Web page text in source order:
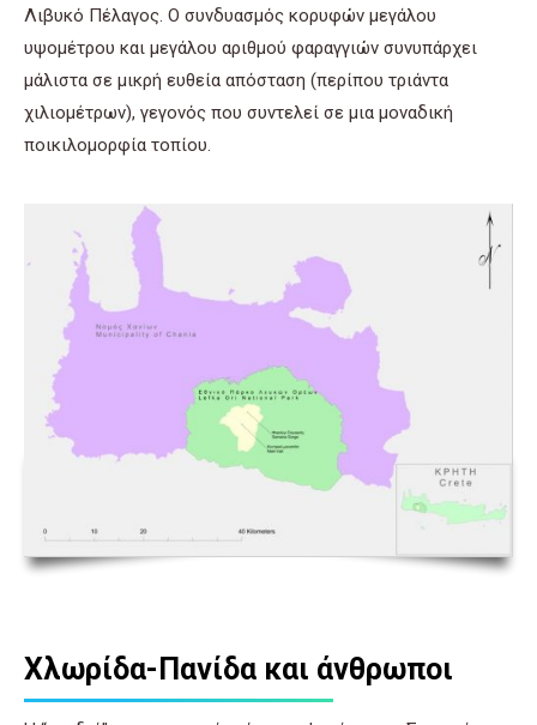
Λιβυκό Πέλαγος. Ο συνδυασμός κορυφών μεγάλου
υψομέτρου και μεγάλου αριθμού φαραγγιών συνυπάρχει
μάλιστα σε μικρή ευθεία απόσταση (περίπου τριάντα
χιλιομέτρων), γεγονός που συντελεί σε μια μοναδική
ποικιλομορφία τοπίου.
Χλωρίδα-Πανίδα και άνθρωποι